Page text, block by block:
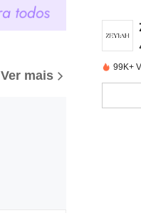
Ver mais
99K+